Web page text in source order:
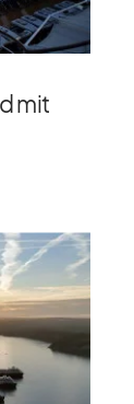
mit